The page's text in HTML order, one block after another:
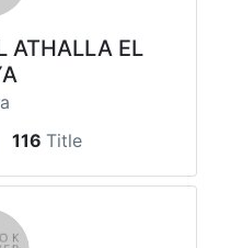
ATHALLA EL
116 Title